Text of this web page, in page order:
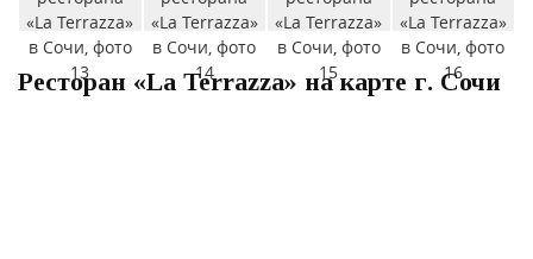
Ресторан «La Terrazza» на карте г. Сочи